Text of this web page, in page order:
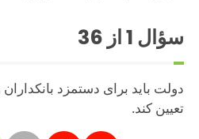
سؤال 1از 36
دولت باید برای دستمزد
تعیین کند.